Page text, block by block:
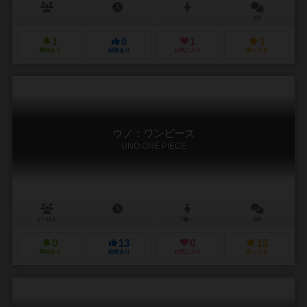
1
興味あり
0
経験あり
1
お気に入り
1
持ってる
ウノ：ワンピース
UNO ONE PIECE
0
興味あり
13
経験あり
0
お気に入り
12
持ってる